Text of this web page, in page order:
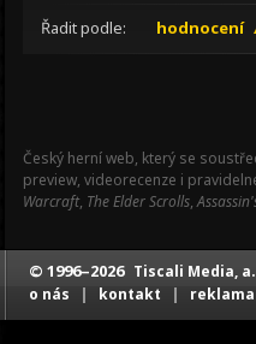
Řadit podle: hodnocení
Český herní web, který se
preview, videorecenze i
Warcraft, The Elder Scrolls,
© 1996–2026 Tiscali Media,
o nás | kontakt | reklama